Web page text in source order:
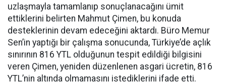
uzlaşmayla tamamlanıp sonuçlanacağını ümit
ettiklerini belirten Mahmut Çimen, bu konuda
desteklerinin devam edeceğini aktardı. Büro Memur
Sen’in yaptığı bir çalışma sonucunda, Türkiye’de açlık
sınırının 816 YTL olduğunun tespit edildiği bilgisini
veren Çimen, yeniden düzenlenen asgari ücretin, 816
YTL’nin altında olmamasını istediklerini ifade etti.